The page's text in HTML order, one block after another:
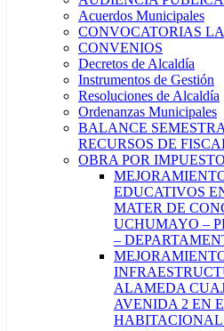
Acuerdos Municipales
CONVOCATORIAS
CONVENIOS
Decretos de Alcaldía
Instrumentos de Gestión
Resoluciones de Alcaldía
Ordenanzas Municipales
BALANCE
RECURSOS DE
OBRA POR
EDUCATIVOS
MATER DE
UCHUMAYO –
–
ALAMEDA
AVENIDA 2 EN